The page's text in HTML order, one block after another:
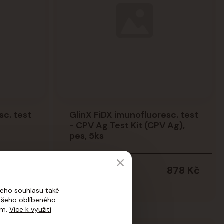
test
GlinX FiDX imunofluoresc. test
- CPV Ag Test Kit (CPV Ag),
pes, 5ks
878 Kč
souhlasu také
oblíbeného
Více k využití